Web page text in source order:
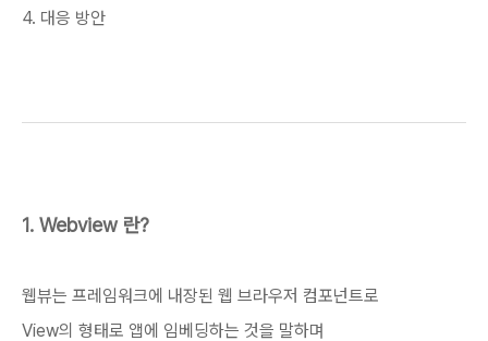
4. 대응 방안
1. Webview 란?
웹뷰는 프레임워크에 내장된 웹 브라우저 컴포넌트로
View의 형태로 앱에 임베딩하는 것을 말하며